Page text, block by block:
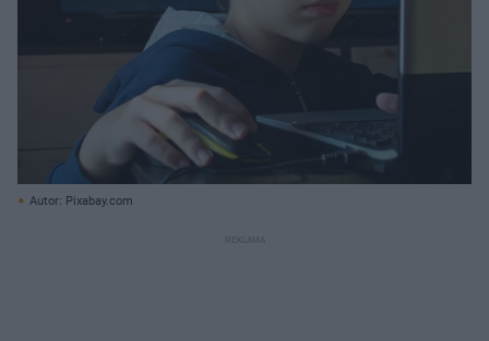
Autor: Pixabay.com